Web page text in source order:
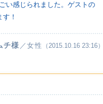
い感じられました。ゲストの
！
チ様 ／女性 （2015.10.16 23:16）